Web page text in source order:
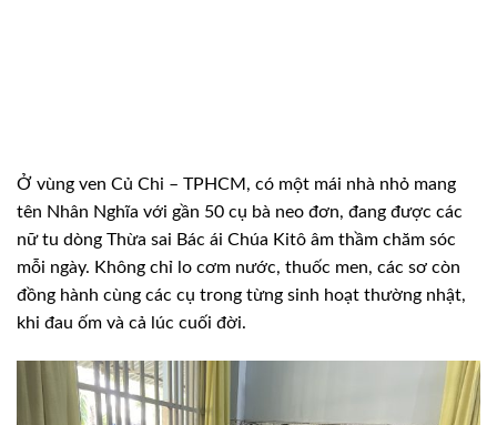
Ở vùng ven Củ Chi – TPHCM, có một mái nhà nhỏ mang
tên Nhân Nghĩa với gần 50 cụ bà neo đơn, đang được các
nữ tu dòng Thừa sai Bác ái Chúa Kitô âm thầm chăm sóc
mỗi ngày. Không chỉ lo cơm nước, thuốc men, các sơ còn
đồng hành cùng các cụ trong từng sinh hoạt thường nhật,
khi đau ốm và cả lúc cuối đời.